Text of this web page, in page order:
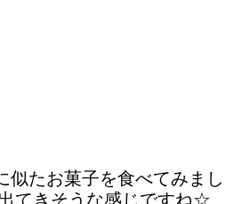
似たお菓子を食べてみまし
てきそうな感じですね☆